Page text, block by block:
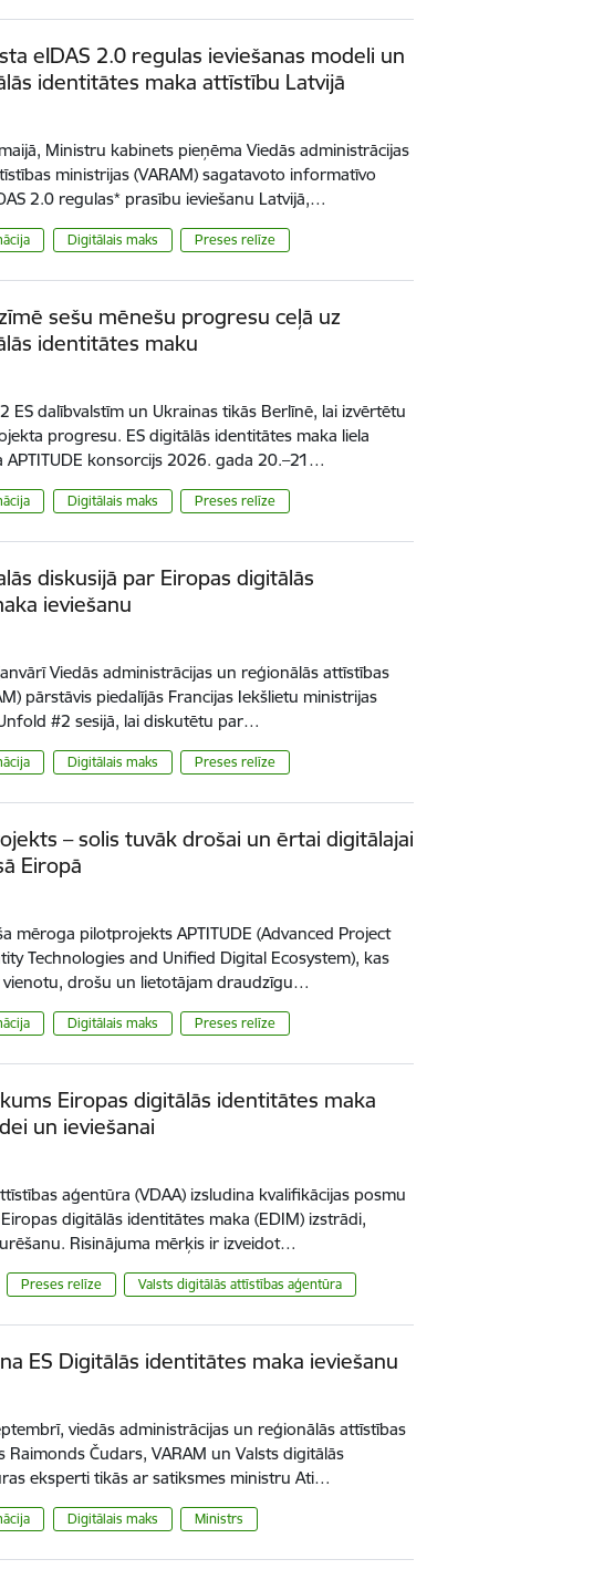
eIDAS 2.0 regulas ieviešanas modeli un
identitātes maka attīstību Latvijā
Ministru kabinets pieņēma Viedās administrācijas
ministrijas (VARAM) sagatavoto informatīvo
2.0 regulas* prasību ieviešanu Latvijā,…
Digitālais maks Preses relīze
sešu mēnešu progresu ceļā uz
identitātes maku
ES dalībvalstīm un Ukrainas tikās Berlīnē, lai izvērtētu
progresu. ES digitālās identitātes maka liela
konsorcijs 2026. gada 20.–21…
Digitālais maks Preses relīze
diskusijā par Eiropas digitālās
ieviešanu
Viedās administrācijas un reģionālās attīstības
pārstāvis piedalījās Francijas Iekšlietu ministrijas
#2 sesijā, lai diskutētu par…
Digitālais maks Preses relīze
– solis tuvāk drošai un ērtai digitālajai
Eiropā
mēroga pilotprojekts APTITUDE (Advanced Project
Technologies and Unified Digital Ecosystem), kas
vienotu, drošu un lietotājam draudzīgu…
Digitālais maks Preses relīze
Eiropas digitālās identitātes maka
un ieviešanai
aģentūra (VDAA) izsludina kvalifikācijas posmu
digitālās identitātes maka (EDIM) izstrādi,
Risinājuma mērķis ir izveidot…
Preses relīze Valsts digitālās attīstības aģentūra
ES Digitālās identitātes maka ieviešanu
viedās administrācijas un reģionālās attīstības
Raimonds Čudars, VARAM un Valsts digitālās
eksperti tikās ar satiksmes ministru Ati…
Digitālais maks Ministrs